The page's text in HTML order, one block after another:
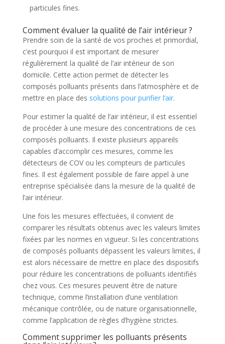
particules fines.
Comment évaluer la qualité de l’air intérieur ?
Prendre soin de la santé de vos proches et primordial,
c’est pourquoi il est important de mesurer
régulièrement la qualité de l’air intérieur de son
domicile. Cette action permet de détecter les
composés polluants présents dans l’atmosphère et de
mettre en place des solutions pour purifier l’air.
Pour estimer la qualité de l’air intérieur, il est essentiel
de procéder à une mesure des concentrations de ces
composés polluants. Il existe plusieurs appareils
capables d’accomplir ces mesures, comme les
détecteurs de COV ou les compteurs de particules
fines. Il est également possible de faire appel à une
entreprise spécialisée dans la mesure de la qualité de
l’air intérieur.
Une fois les mesures effectuées, il convient de
comparer les résultats obtenus avec les valeurs limites
fixées par les normes en vigueur. Si les concentrations
de composés polluants dépassent les valeurs limites, il
est alors nécessaire de mettre en place des dispositifs
pour réduire les concentrations de polluants identifiés
chez vous. Ces mesures peuvent être de nature
technique, comme l’installation d’une ventilation
mécanique contrôlée, ou de nature organisationnelle,
comme l’application de règles d’hygiène strictes.
Comment supprimer les polluants présents